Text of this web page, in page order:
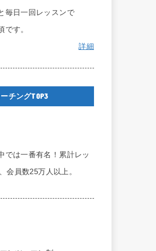
毎日一回レッスンで
です。
詳細
チングTOP3
では一番有名！累計レッ
会員数25万人以上。